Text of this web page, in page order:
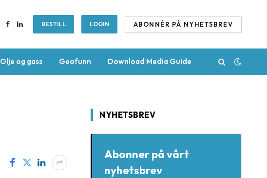
Facebook
LinkedInBESTILL LOGIN ABONNÉR PÅ NYHETSBREV
Olje og gass Geofunn Download Media Guide
NYHETSBREV
Abonner på vårt
nyhetsbrev